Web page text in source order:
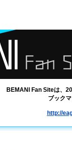
BEMANI Fan Siteは、
ブック
http://